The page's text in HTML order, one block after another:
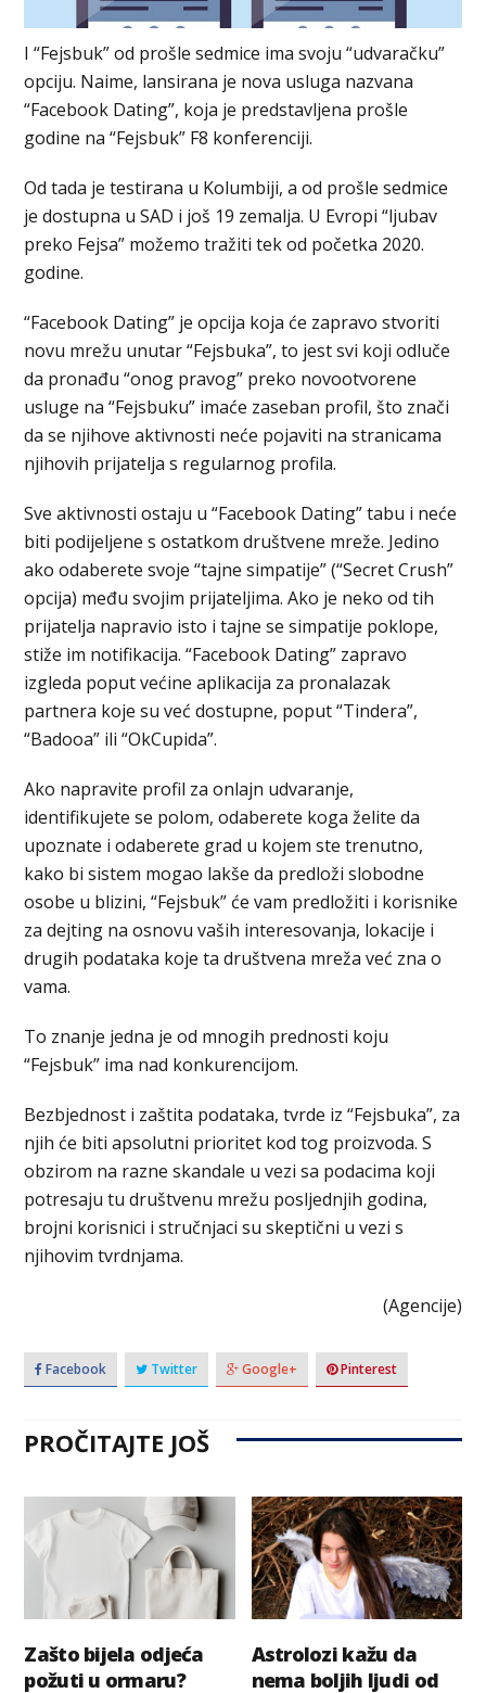
I “Fejsbuk” od prošle sedmice ima svoju “udvaračku”
opciju. Naime, lansirana je nova usluga nazvana
“Facebook Dating”, koja je predstavljena prošle
godine na “Fejsbuk” F8 konferenciji.
Od tada je testirana u Kolumbiji, a od prošle sedmice
je dostupna u SAD i još 19 zemalja. U Evropi “ljubav
preko Fejsa” možemo tražiti tek od početka 2020.
godine.
“Facebook Dating” je opcija koja će zapravo stvoriti
novu mrežu unutar “Fejsbuka”, to jest svi koji odluče
da pronađu “onog pravog” preko novootvorene
usluge na “Fejsbuku” imaće zaseban profil, što znači
da se njihove aktivnosti neće pojaviti na stranicama
njihovih prijatelja s regularnog profila.
Sve aktivnosti ostaju u “Facebook Dating” tabu i neće
biti podijeljene s ostatkom društvene mreže. Jedino
ako odaberete svoje “tajne simpatije” (“Secret Crush”
opcija) među svojim prijateljima. Ako je neko od tih
prijatelja napravio isto i tajne se simpatije poklope,
stiže im notifikacija. “Facebook Dating” zapravo
izgleda poput većine aplikacija za pronalazak
partnera koje su već dostupne, poput “Tindera”,
“Badooa” ili “OkCupida”.
Ako napravite profil za onlajn udvaranje,
identifikujete se polom, odaberete koga želite da
upoznate i odaberete grad u kojem ste trenutno,
kako bi sistem mogao lakše da predloži slobodne
osobe u blizini, “Fejsbuk” će vam predložiti i korisnike
za dejting na osnovu vaših interesovanja, lokacije i
drugih podataka koje ta društvena mreža već zna o
vama.
To znanje jedna je od mnogih prednosti koju
“Fejsbuk” ima nad konkurencijom.
Bezbjednost i zaštita podataka, tvrde iz “Fejsbuka”, za
njih će biti apsolutni prioritet kod tog proizvoda. S
obzirom na razne skandale u vezi sa podacima koji
potresaju tu društvenu mrežu posljednjih godina,
brojni korisnici i stručnjaci su skeptični u vezi s
njihovim tvrdnjama.
(Agencije)
Facebook Twitter Google+ Pinterest
PROČITAJTE JOŠ
Zašto bijela odjeća
požuti u ormaru?
Astrolozi kažu da
nema boljih ljudi od